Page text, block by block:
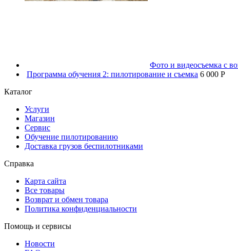
Фото и видеосъемка с
Программа обучения 2: пилотирование и съемка 6 000 P
Каталог
Услуги
Магазин
Сервис
Обучение пилотированию
Доставка грузов беспилотниками
Справка
Карта сайта
Все товары
Возврат и обмен товара
Политика конфиденциальности
Помощь и сервисы
Новости